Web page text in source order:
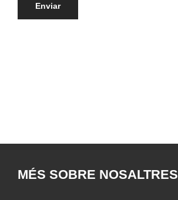
Enviar
MÉS SOBRE NOSALTRES